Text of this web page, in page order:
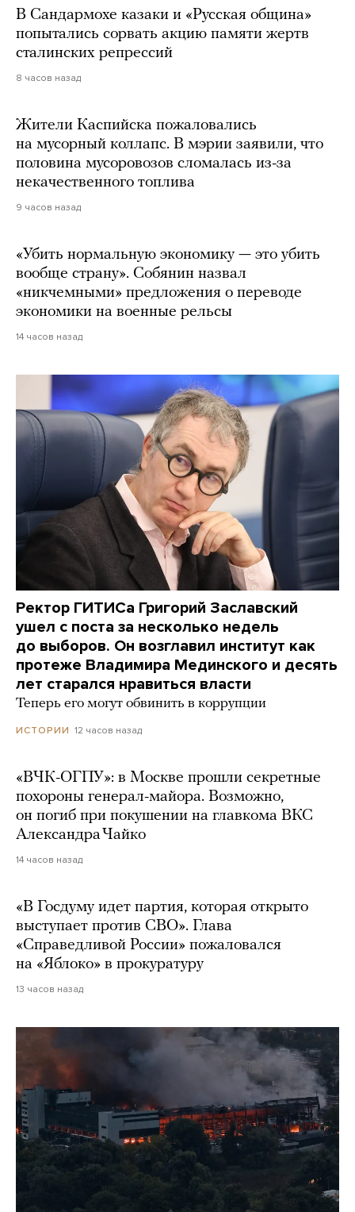
В Сандармохе казаки и «Русская община»
попытались сорвать акцию памяти жертв
сталинских репрессий
8 часов назад
Жители Каспийска пожаловались
на мусорный коллапс. В мэрии заявили, что
половина мусоровозов сломалась из-за
некачественного топлива
9 часов назад
«Убить нормальную экономику — это убить
вообще страну». Собянин назвал
«никчемными» предложения о переводе
экономики на военные рельсы
14 часов назад
Ректор ГИТИСа Григорий Заславский
ушел с поста за несколько недель
до выборов. Он возглавил институт как
протеже Владимира Мединского и десять
лет старался нравиться власти
Теперь его могут обвинить в коррупции
ИСТОРИИ 12 часов назад
«ВЧК-ОГПУ»: в Москве прошли секретные
похороны генерал-майора. Возможно,
он погиб при покушении на главкома ВКС
Александра Чайко
14 часов назад
«В Госдуму идет партия, которая открыто
выступает против СВО». Глава
«Справедливой России» пожаловался
на «Яблоко» в прокуратуру
13 часов назад